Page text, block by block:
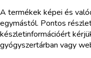
A termékek képei és
egymástól. Pontos
készletinformációért
gyógyszertárban vagy